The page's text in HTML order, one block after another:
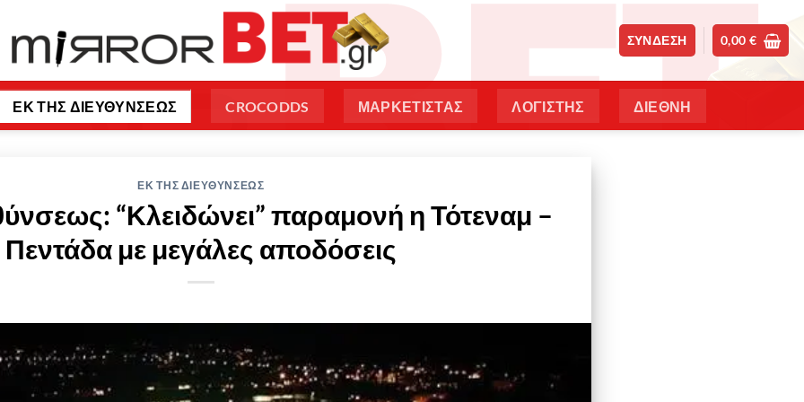
ΣΎΝΔΕΣΗ 0,00 €
ΕΚ ΤΗΣ ΔΙΕΥΘΥΝΣΕΩΣ CROCODDS ΜΑΡΚΕΤΙΣΤΑΣ ΛΟΓΙΣΤΗΣ ΔΙΕΘΝΗ
ΕΚ ΤΗΣ ΔΙΕΥΘΥΝΣΕΩΣ
“Κλειδώνει” παραμονή η Τότεναμ –
Πεντάδα με μεγάλες αποδόσεις